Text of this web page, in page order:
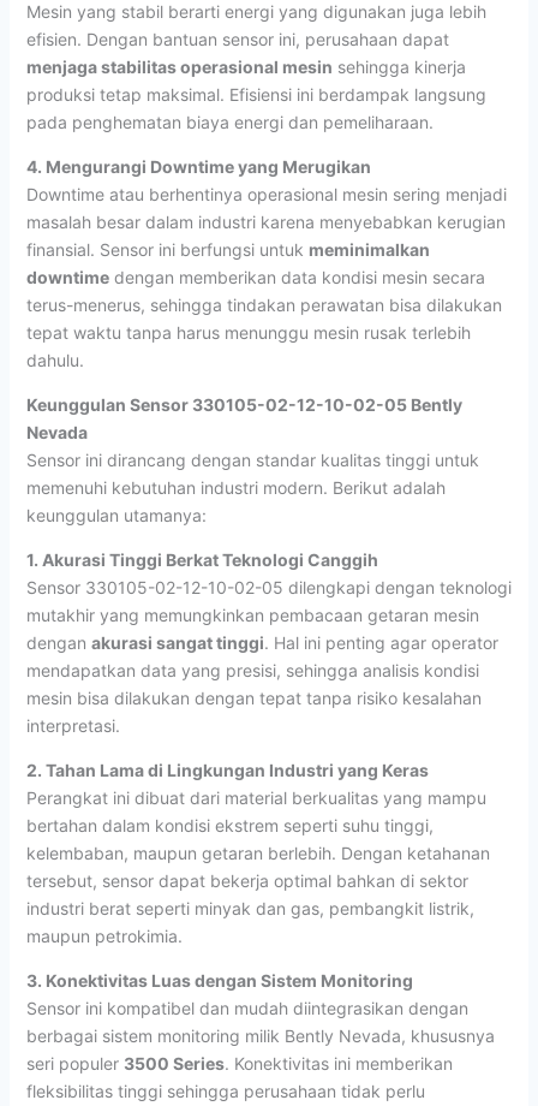
Mesin yang stabil berarti energi yang digunakan juga lebih
efisien. Dengan bantuan sensor ini, perusahaan dapat
menjaga stabilitas operasional mesin sehingga kinerja
produksi tetap maksimal. Efisiensi ini berdampak langsung
pada penghematan biaya energi dan pemeliharaan.
4. Mengurangi Downtime yang Merugikan
Downtime atau berhentinya operasional mesin sering menjadi
masalah besar dalam industri karena menyebabkan kerugian
finansial. Sensor ini berfungsi untuk meminimalkan
downtimedengan memberikan data kondisi mesin secara
terus-menerus, sehingga tindakan perawatan bisa dilakukan
tepat waktu tanpa harus menunggu mesin rusak terlebih
dahulu.
Keunggulan Sensor 330105-02-12-10-02-05 Bently
Nevada
Sensor ini dirancang dengan standar kualitas tinggi untuk
memenuhi kebutuhan industri modern. Berikut adalah
keunggulan utamanya:
1. Akurasi Tinggi Berkat Teknologi Canggih
Sensor 330105-02-12-10-02-05 dilengkapi dengan teknologi
mutakhir yang memungkinkan pembacaan getaran mesin
dengan akurasi sangat tinggi. Hal ini penting agar operator
mendapatkan data yang presisi, sehingga analisis kondisi
mesin bisa dilakukan dengan tepat tanpa risiko kesalahan
interpretasi.
2. Tahan Lama di Lingkungan Industri yang Keras
Perangkat ini dibuat dari material berkualitas yang mampu
bertahan dalam kondisi ekstrem seperti suhu tinggi,
kelembaban, maupun getaran berlebih. Dengan ketahanan
tersebut, sensor dapat bekerja optimal bahkan di sektor
industri berat seperti minyak dan gas, pembangkit listrik,
maupun petrokimia.
3. Konektivitas Luas dengan Sistem Monitoring
Sensor ini kompatibel dan mudah diintegrasikan dengan
berbagai sistem monitoring milik Bently Nevada, khususnya
seri populer 3500 Series. Konektivitas ini memberikan
fleksibilitas tinggi sehingga perusahaan tidak perlu